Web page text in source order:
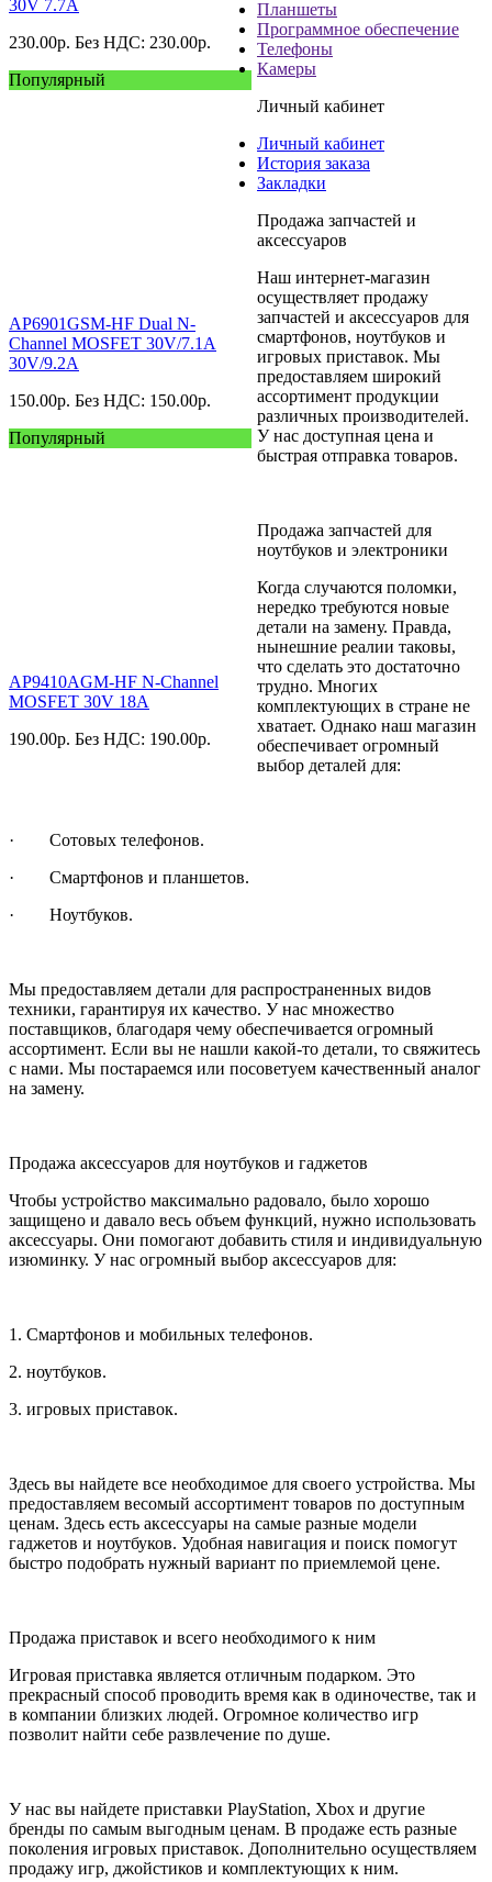
30V 7.7A
230.00р. Без НДС: 230.00р.
Популярный
AP6901GSM-HF Dual N-
Channel MOSFET 30V/7.1A
30V/9.2A
150.00р. Без НДС: 150.00р.
Популярный
AP9410AGM-HF N-Channel
MOSFET 30V 18A
190.00р. Без НДС: 190.00р.
Планшеты
Программное обеспечение
Телефоны
Камеры
Личный кабинет
Личный кабинет
История заказа
Закладки
Продажа запчастей и
аксессуаров
Наш интернет-магазин
осуществляет продажу
запчастей и аксессуаров для
смартфонов, ноутбуков и
игровых приставок. Мы
предоставляем широкий
ассортимент продукции
различных производителей.
У нас доступная цена и
быстрая отправка товаров.
Продажа запчастей для
ноутбуков и электроники
Когда случаются поломки,
нередко требуются новые
детали на замену. Правда,
нынешние реалии таковы,
что сделать это достаточно
трудно. Многих
комплектующих в стране не
хватает. Однако наш магазин
обеспечивает огромный
выбор деталей для:
· Сотовых телефонов.
· Смартфонов и планшетов.
· Ноутбуков.
Мы предоставляем детали для распространенных видов
техники, гарантируя их качество. У нас множество
поставщиков, благодаря чему обеспечивается огромный
ассортимент. Если вы не нашли какой-то детали, то свяжитесь
с нами. Мы постараемся или посоветуем качественный аналог
на замену.
Продажа аксессуаров для ноутбуков и гаджетов
Чтобы устройство максимально радовало, было хорошо
защищено и давало весь объем функций, нужно использовать
аксессуары. Они помогают добавить стиля и индивидуальную
изюминку. У нас огромный выбор аксессуаров для:
1. Смартфонов и мобильных телефонов.
2. ноутбуков.
3. игровых приставок.
Здесь вы найдете все необходимое для своего устройства. Мы
предоставляем весомый ассортимент товаров по доступным
ценам. Здесь есть аксессуары на самые разные модели
гаджетов и ноутбуков. Удобная навигация и поиск помогут
быстро подобрать нужный вариант по приемлемой цене.
Продажа приставок и всего необходимого к ним
Игровая приставка является отличным подарком. Это
прекрасный способ проводить время как в одиночестве, так и
в компании близких людей. Огромное количество игр
позволит найти себе развлечение по душе.
У нас вы найдете приставки PlayStation, Xbox и другие
бренды по самым выгодным ценам. В продаже есть разные
поколения игровых приставок. Дополнительно осуществляем
продажу игр, джойстиков и комплектующих к ним.